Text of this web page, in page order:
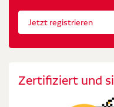
Jetzt registrieren
Zertifiziert und